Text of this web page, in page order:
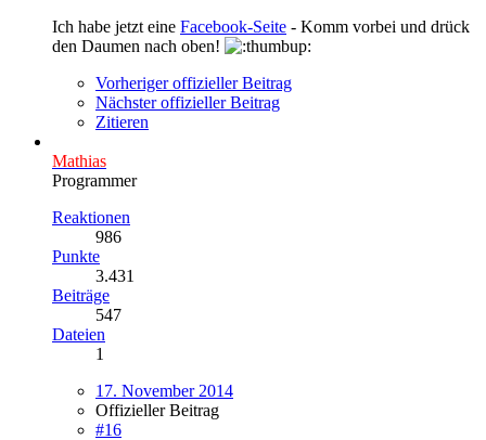
Ich habe jetzt eine Facebook-Seite - Komm vorbei und drück
den Daumen nach oben!
Vorheriger offizieller Beitrag
Nächster offizieller Beitrag
Zitieren
Mathias
Programmer
Reaktionen
986
Punkte
3.431
Beiträge
547
Dateien
1
17. November 2014
Offizieller Beitrag
#16